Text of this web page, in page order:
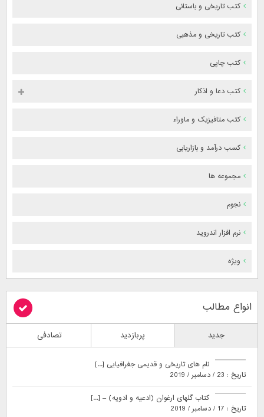
کتب تاریخی و باستانی
کتب تاریخی و مذهبی
کتب چاپی
کتب دعا و اذکار
کتب متافیزیک و ماوراء
کسب درآمد و بازاریابی
مجموعه ها
نجوم
نرم افزار اندروید
ویژه
انواع مطالب
جدید پربازدید تصادفی
نام های تاریخی و قدیمی جغرافیایی [...]
تاریخ : 23 / دسامبر / 2019
کتاب گلهای ارغوان (ادعیه و ادویه) – [...]
تاریخ : 17 / دسامبر / 2019